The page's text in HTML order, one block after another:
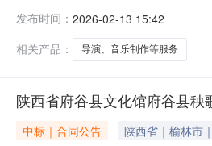
司地址：滨河路德通上郡
发布时间： 2026-02-13 15:42
相关产品：
导演、音乐制作等服务
陕西省府谷县文化馆府谷县
中标｜合同公告 陕西省｜榆林市